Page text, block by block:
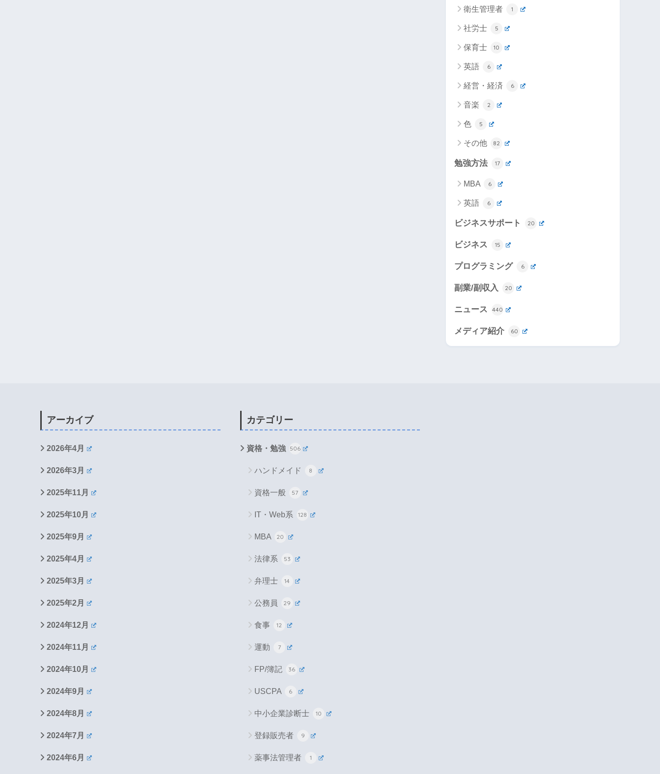
衛生管理者 1
社労士 5
保育士 10
英語 6
経営・経済 6
音楽 2
色 5
その他 82
勉強方法 17
MBA 6
英語 6
ビジネスサポート 20
ビジネス 15
プログラミング 6
副業/副収入 20
ニュース 440
メディア紹介 60
アーカイブ
2026年4月
2026年3月
2025年11月
2025年10月
2025年9月
2025年4月
2025年3月
2025年2月
2024年12月
2024年11月
2024年10月
2024年9月
2024年8月
2024年7月
2024年6月
カテゴリー
資格・勉強 506
ハンドメイド 8
資格一般 57
IT・Web系 128
MBA 20
法律系 53
弁理士 14
公務員 29
食事 12
運動 7
FP/簿記 36
USCPA 6
中小企業診断士 10
登録販売者 9
薬事法管理者 1